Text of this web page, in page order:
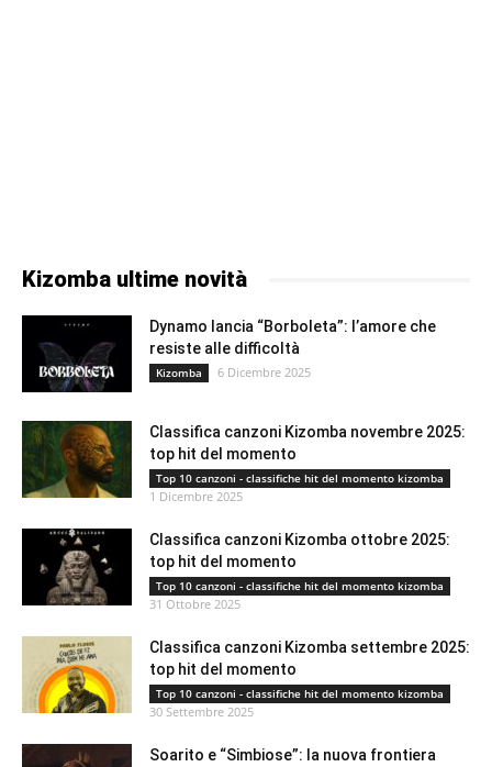
Kizomba ultime novità
Dynamo lancia “Borboleta”: l’amore che
resiste alle difficoltà
Kizomba 6 Dicembre 2025
Classifica canzoni Kizomba novembre 2025:
top hit del momento
Top 10 canzoni - classifiche hit del momento kizomba
1 Dicembre 2025
Classifica canzoni Kizomba ottobre 2025:
top hit del momento
Top 10 canzoni - classifiche hit del momento kizomba
31 Ottobre 2025
Classifica canzoni Kizomba settembre 2025:
top hit del momento
Top 10 canzoni - classifiche hit del momento kizomba
30 Settembre 2025
Soarito e “Simbiose”: la nuova frontiera